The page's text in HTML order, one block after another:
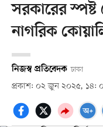
সরকারের
নাগরিক
নিজস্ব প্রতিবেদক ঢাকা
প্রকাশ: ০২ জুন ২০২৫, ১৪: